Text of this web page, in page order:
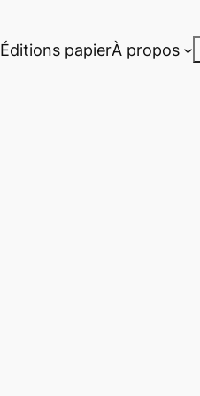
Éditions papierÀ propos